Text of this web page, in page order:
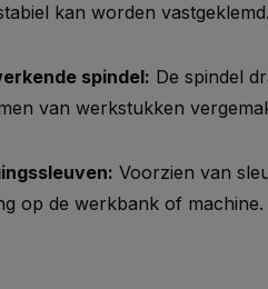
kan worden vastgeklemd.
spindel: De spindel
van werkstukken
Voorzien van
op de werkbank of machine.